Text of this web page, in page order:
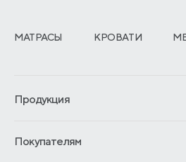
МАТРАСЫ КРОВАТИ
Продукция
Гарантии
Покупателям